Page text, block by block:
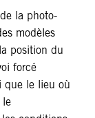
la photo-
modèles
position du
forcé
que le lieu où
le